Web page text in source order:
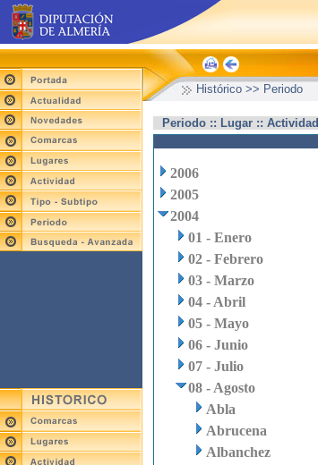
Histórico >> Periodo
Periodo :: Lugar :: Actividad
2006
2005
2004
01 - Enero
02 - Febrero
03 - Marzo
04 - Abril
05 - Mayo
06 - Junio
07 - Julio
08 - Agosto
Abla
Abrucena
Albanchez